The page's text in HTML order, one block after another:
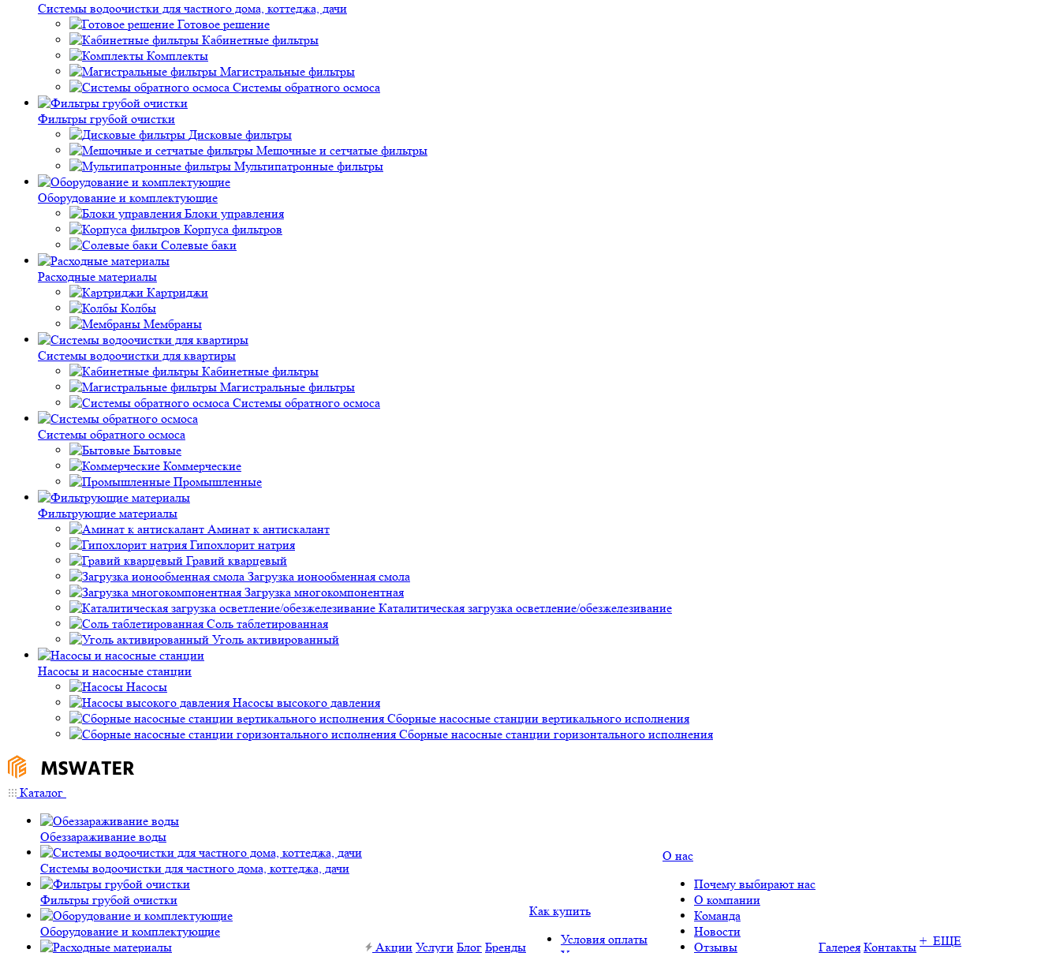
Системы водоочистки для частного дома, коттеджа, дачи
Готовое решение
Кабинетные фильтры
Комплекты
Магистральные фильтры
Системы обратного осмоса
Фильтры грубой очистки
Дисковые фильтры
Мешочные и сетчатые фильтры
Мультипатронные фильтры
Оборудование и комплектующие
Блоки управления
Корпуса фильтров
Солевые баки
Расходные материалы
Картриджи
Колбы
Мембраны
Системы водоочистки для квартиры
Кабинетные фильтры
Магистральные фильтры
Системы обратного осмоса
Системы обратного осмоса
Бытовые
Коммерческие
Промышленные
Фильтрующие материалы
Аминат к антискалант
Гипохлорит натрия
Гравий кварцевый
Загрузка ионообменная смола
Загрузка многокомпонентная
Каталитическая загрузка осветление/обезжелезивание
Соль таблетированная
Уголь активированный
Насосы и насосные станции
Насосы
Насосы высокого давления
Сборные насосные станции вертикального исполнения
Сборные насосные станции горизонтального исполнения
Каталог
Обеззараживание воды
Системы водоочистки для частного дома, коттеджа, дачи
Фильтры грубой очистки
Оборудование и комплектующие
Акции Услуги Блог Бренды
Как купить
Условия оплаты
О нас
Почему выбирают нас
О компании
Команда
Новости
Отзывы
Галерея Контакты + ЕЩЕ